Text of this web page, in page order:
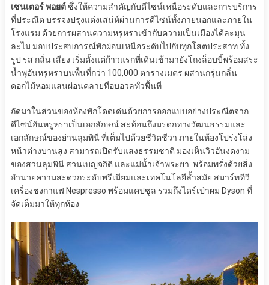
เซนเตอร์ พอยต์ซึ่งให้ความสำคัญกับดีไซน์เหนือระดับและการบริการ
ที่ประณีต บรรจงปรุงแต่งเสน่ห์ผ่านการดีไซน์ทั้งภายนอกและภายใน
โรงแรม ด้วยการผสานความหรูหราเข้ากับความเป็นเมืองได้ละมุน
ละไม มอบประสบการณ์พักผ่อนเหนือระดับไปกับทุกโสตประสาท ทั้ง
รูป รส กลิ่น เสียง เริ่มตั้งแต่ก้าวแรกที่เดินเข้ามายังโถงล็อบบี้พร้อมสระ
น้ำพุอันหรูหราบนพื้นที่กว่า 100,000 ตารางเมตร ผสานกรุ่นกลิ่น
ดอกไม้หอมแสนผ่อนคลายที่อบอวลทั่วพื้นที่
ถัดมาในส่วนของห้องพักโดดเด่นด้วยการออกแบบอย่างประณีตจาก
ดีไซน์อันหรูหราเป็นเอกลักษณ์ สะท้อนถึงมรดกทางวัฒนธรรมและ
เอกลักษณ์ของย่านลุมพินี ที่เต็มไปด้วยชีวิตชีวา ภายในห้องโปร่งโล่ง
หน้าต่างบานสูง สามารถเปิดรับแสงธรรมชาติ มองเห็นวิวอันงดงาม
ของสวนลุมพินี สวนเบญจกิติ และแม่น้ำเจ้าพระยา พร้อมพรั่งด้วยสิ่ง
อำนวยความสะดวกระดับพรีเมียมและเทคโนโลยีล้ำสมัย สมาร์ททีวี
เครื่องชงกาแฟ Nespresso พร้อมแคปซูล รวมถึงไดร์เป่าผม Dyson ที่
จัดเต็มมาให้ทุกห้อง